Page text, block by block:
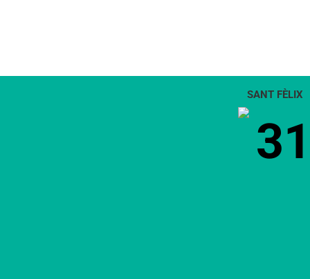
SANT FÈLIX
31